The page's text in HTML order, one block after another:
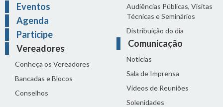
Eventos
Agenda
Participe
Vereadores
Conheça os Vereadores
Bancadas e Blocos
Conselhos
Audiências Públicas, Visitas
Técnicas e Seminários
Distribuição do dia
Comunicação
Notícias
Sala de Imprensa
Vídeos de Reuniões
Solenidades